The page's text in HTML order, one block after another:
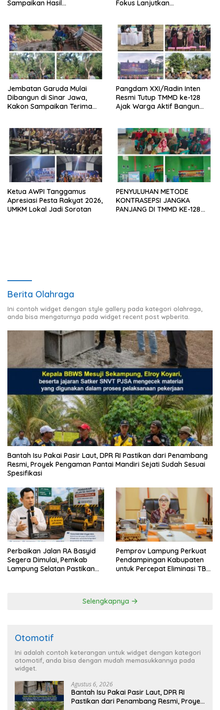
Sampaikan Hasil
Fokus Lanjutkan
Jembatan Garuda Mulai
Dibangun di Sinar Jawa,
Kakon Sampaikan Terima
Pangdam XXI/Radin Inten
Resmi Tutup TMMD ke-128
Ajak Warga Aktif Bangun
Ketua AWPI Tanggamus
Apresiasi Pesta Rakyat 2026,
UMKM Lokal Jadi Sorotan
PENYULUHAN METODE
KONTRASEPSI JANGKA
PANJANG DI TMMD KE-128
Berita Olahraga
Ini contoh widget dengan style gallery pada kategori olahraga,
anda bisa mengaturnya pada widget recent post wpberita.
Bantah Isu Pakai Pasir Laut, DPR RI Pastikan dari Penambang
Resmi, Proyek Pengaman Pantai Mandiri Sejati Sudah Sesuai
Spesifikasi
Perbaikan Jalan RA Basyid
Segera Dimulai, Pemkab
Lampung Selatan Pastikan
Pemprov Lampung Perkuat
Pendampingan Kabupaten
untuk Percepat Eliminasi TBC
Selengkapnya
Otomotif
Ini adalah contoh keterangan untuk widget dengan kategori
otomotif, anda bisa dengan mudah memasukkannya pada
widget.
Agustus 6, 2026
Bantah Isu Pakai Pasir Laut, DPR RI
Pastikan dari Penambang Resmi, Proyek